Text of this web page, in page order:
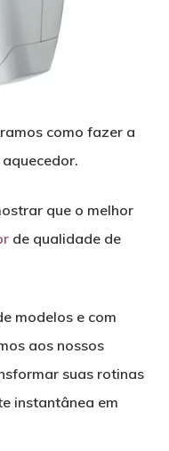
como fazer a
que o melhor
de qualidade de
modelos e com
aos nossos
suas rotinas
instantânea em